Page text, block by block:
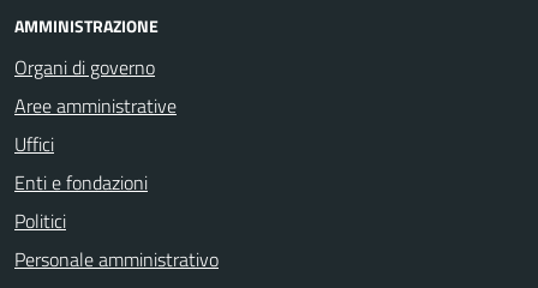
AMMINISTRAZIONE
Organi di governo
Aree amministrative
Uffici
Enti e fondazioni
Politici
Personale amministrativo